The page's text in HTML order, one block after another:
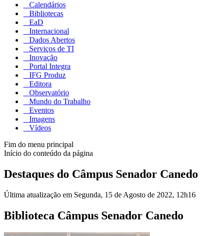
Calendários
Bibliotecas
EaD
Internacional
Dados Abertos
Serviços de TI
Inovação
Portal Integra
IFG Produz
Editora
Observatório
Mundo do Trabalho
Eventos
Imagens
Vídeos
Fim do menu principal
Início do conteúdo da página
Destaques do Câmpus Senador Canedo
Última atualização em Segunda, 15 de Agosto de 2022, 12h16
Biblioteca Câmpus Senador Canedo